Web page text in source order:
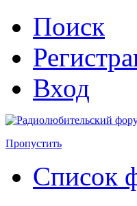
Поиск
Вход
Пропустить
Список